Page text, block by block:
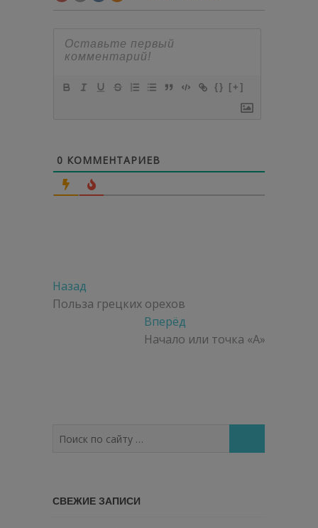
{} [+]
0 КОММЕНТАРИЕВ
Навигация
по
Назад
запись:
Польза грецких орехов
Вперёд
запись:
Начало или точка «А»
по
СВЕЖИЕ ЗАПИСИ